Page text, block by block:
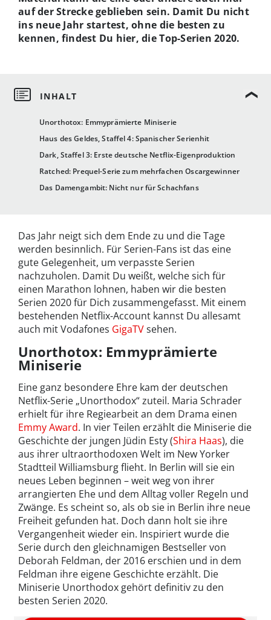
Unorthotox: Emmyprämierte Miniserie
Haus des Geldes, Staffel 4: Spanischer Serienhit
Dark, Staffel 3: Erste deutsche Netflix-Eigenproduktion
Ratched: Prequel-Serie zum mehrfachen Oscargewinner
Das Damengambit: Nicht nur für Schachfans
auf der Strecke geblieben sein. Damit Du nicht
ins neue Jahr startest, ohne die besten zu
kennen, findest Du hier, die Top-Serien 2020.
Das Jahr neigt sich dem Ende zu und die Tage
werden besinnlich. Für Serien-Fans ist das eine
gute Gelegenheit, um verpasste Serien
nachzuholen. Damit Du weißt, welche sich für
einen Marathon lohnen, haben wir die besten
Serien 2020 für Dich zusammengefasst. Mit einem
bestehenden Netflix-Account kannst Du allesamt
auch mit Vodafones GigaTVsehen.
Unorthotox: Emmyprämierte
Miniserie
Eine ganz besondere Ehre kam der deutschen
Netflix-Serie „Unorthodox“ zuteil. Maria Schrader
erhielt für ihre Regiearbeit an dem Drama einen
Emmy Award. In vier Teilen erzählt die Miniserie die
Geschichte der jungen Jüdin Esty (Shira Haas), die
aus ihrer ultraorthodoxen Welt im New Yorker
Stadtteil Williamsburg flieht. In Berlin will sie ein
neues Leben beginnen – weit weg von ihrer
arrangierten Ehe und dem Alltag voller Regeln und
Zwänge. Es scheint so, als ob sie in Berlin ihre neue
Freiheit gefunden hat. Doch dann holt sie ihre
Vergangenheit wieder ein. Inspiriert wurde die
Serie durch den gleichnamigen Bestseller von
Deborah Feldman, der 2016 erschien und in dem
Feldman ihre eigene Geschichte erzählt. Die
Miniserie Unorthodox gehört definitiv zu den
besten Serien 2020.